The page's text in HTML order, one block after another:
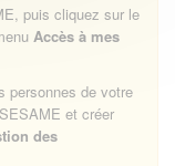
puis cliquez sur le
Accès à mes
personnes de votre
et créer
des